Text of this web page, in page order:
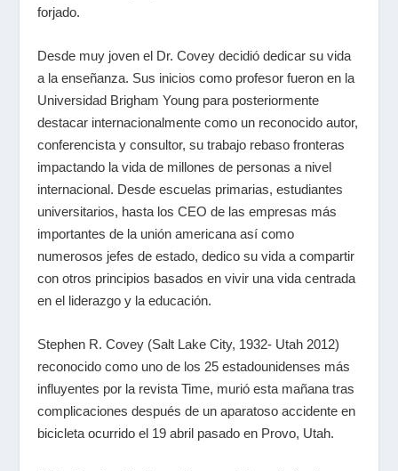
forjado.
Desde muy joven el Dr. Covey decidió dedicar su vida
a la enseñanza. Sus inicios como profesor fueron en la
Universidad Brigham Young para posteriormente
destacar internacionalmente como un reconocido autor,
conferencista y consultor, su trabajo rebaso fronteras
impactando la vida de millones de personas a nivel
internacional. Desde escuelas primarias, estudiantes
universitarios, hasta los CEO de las empresas más
importantes de la unión americana así como
numerosos jefes de estado, dedico su vida a compartir
con otros principios basados en vivir una vida centrada
en el liderazgo y la educación.
Stephen R. Covey (Salt Lake City, 1932- Utah 2012)
reconocido como uno de los 25 estadounidenses más
influyentes por la revista Time, murió esta mañana tras
complicaciones después de un aparatoso accidente en
bicicleta ocurrido el 19 abril pasado en Provo, Utah.